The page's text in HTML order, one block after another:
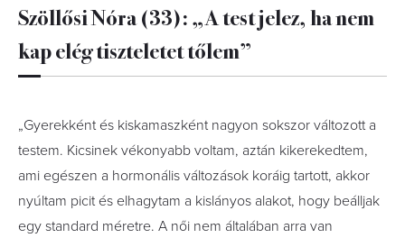
Szöllősi Nóra (33): „A test jelez, ha nem
kap elég tiszteletet tőlem”
„Gyerekként és kiskamaszként nagyon sokszor változott a
testem. Kicsinek vékonyabb voltam, aztán kikerekedtem,
ami egészen a hormonális változások koráig tartott, akkor
nyúltam picit és elhagytam a kislányos alakot, hogy beálljak
egy standard méretre. A női nem általában arra van